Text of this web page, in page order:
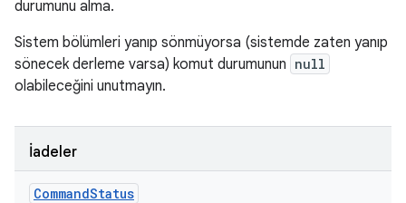
durumunu alma.
Sistem bölümleri yanıp sönmüyorsa (sistemde zaten yanıp
sönecek derleme varsa) komut durumunun null
olabileceğini unutmayın.
İadeler
CommandStatus